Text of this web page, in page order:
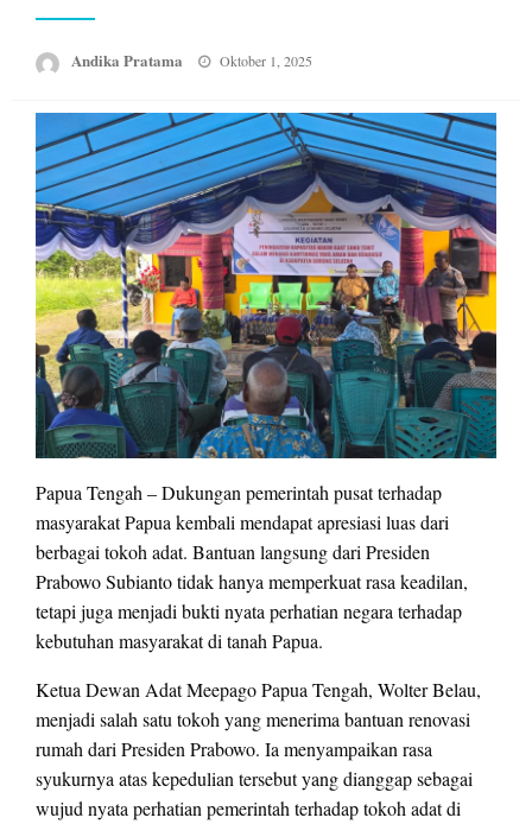
Andika Pratama
Posted
Oktober 1, 2025
Papua Tengah – Dukungan pemerintah pusat terhadap
masyarakat Papua kembali mendapat apresiasi luas dari
berbagai tokoh adat. Bantuan langsung dari Presiden
Prabowo Subianto tidak hanya memperkuat rasa keadilan,
tetapi juga menjadi bukti nyata perhatian negara terhadap
kebutuhan masyarakat di tanah Papua.
Ketua Dewan Adat Meepago Papua Tengah, Wolter Belau,
menjadi salah satu tokoh yang menerima bantuan renovasi
rumah dari Presiden Prabowo. Ia menyampaikan rasa
syukurnya atas kepedulian tersebut yang dianggap sebagai
wujud nyata perhatian pemerintah terhadap tokoh adat di